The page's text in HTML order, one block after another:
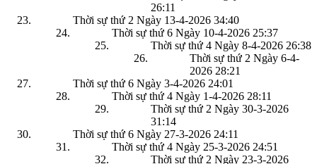
26:11
Thời sự thứ 2 Ngày 13-4-2026 34:40
Thời sự thứ 6 Ngày 10-4-2026 25:37
Thời sự thứ 4 Ngày 8-4-2026 26:38
Thời sự thứ 2 Ngày 6-4-
2026 28:21
Thời sự thứ 6 Ngày 3-4-2026 24:01
Thời sự thứ 4 Ngày 1-4-2026 28:11
Thời sự thứ 2 Ngày 30-3-2026
31:14
Thời sự thứ 6 Ngày 27-3-2026 24:11
Thời sự thứ 4 Ngày 25-3-2026 24:51
Thời sự thứ 2 Ngày 23-3-2026